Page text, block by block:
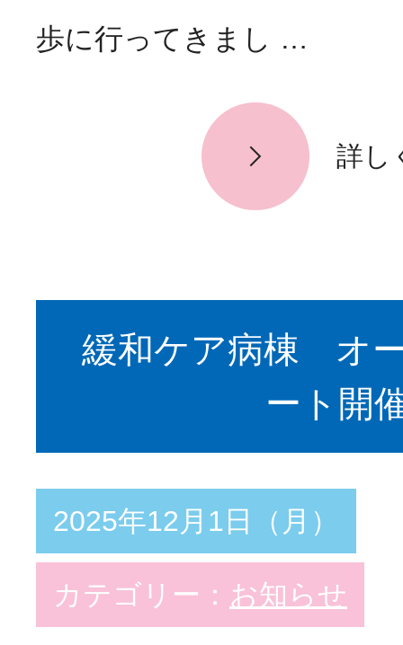
歩に行ってきまし …
詳し
緩和ケア病棟 オ
ート開
2025年12月1日（月）
カテゴリー： お知らせ